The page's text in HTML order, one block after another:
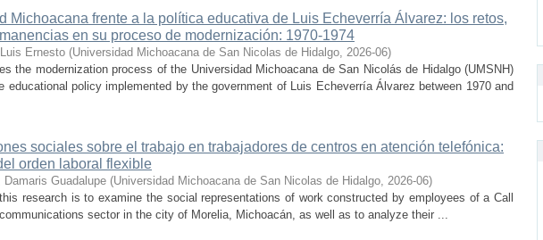
Michoacana frente a la política educativa de Luis Echeverría Álvarez: los retos,
en su proceso de modernización: 1970-1974
Ernesto (Universidad Michoacana de San Nicolas de Hidalgo, 2026-06)
the modernization process of the Universidad Michoacana de San Nicolás de Hidalgo (UMSNH)
educational policy implemented by the government of Luis Echeverría Álvarez between 1970 and
sociales sobre el trabajo en trabajadores de centros en atención telefónica:
orden laboral flexible
Guadalupe (Universidad Michoacana de San Nicolas de Hidalgo, 2026-06)
research is to examine the social representations of work constructed by employees of a Call
sector in the city of Morelia, Michoacán, as well as to analyze their ...